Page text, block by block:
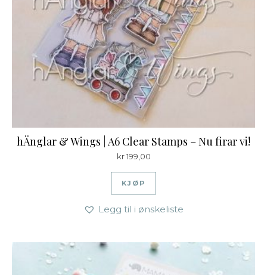
hÄnglar & Wings | A6 Clear Stamps – Nu firar vi!
kr199,00
KJØP
Legg til i ønskeliste